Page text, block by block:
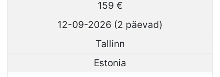
159 €
12-09-2026 (2 päevad)
Tallinn
Estonia